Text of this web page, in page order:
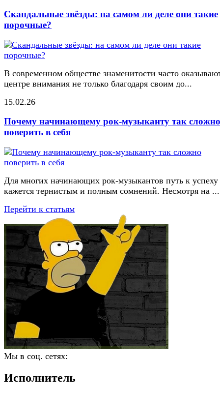
Скандальные звёзды: на самом ли деле они такие
порочные?
В современном обществе знаменитости часто
центре внимания не только благодаря своим до...
15.02.26
Почему начинающему рок-музыканту так сложно
поверить в себя
Для многих начинающих рок-музыкантов путь к успеху
кажется тернистым и полным сомнений. Несмотря на ...
Перейти к статьям
Мы в соц. сетях:
Исполнитель